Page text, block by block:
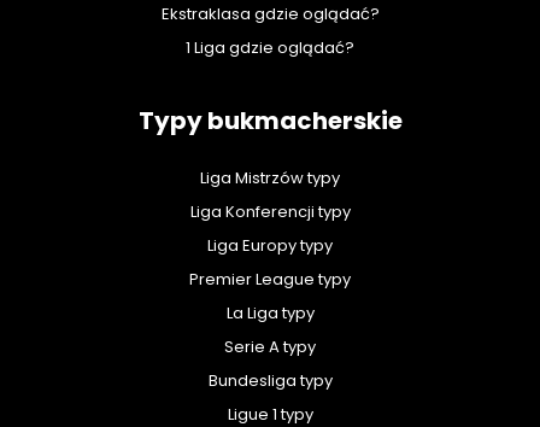
Ekstraklasa gdzie oglądać?
1 Liga gdzie oglądać?
Typy bukmacherskie
Liga Mistrzów typy
Liga Konferencji typy
Liga Europy typy
Premier League typy
La Liga typy
Serie A typy
Bundesliga typy
Ligue 1 typy